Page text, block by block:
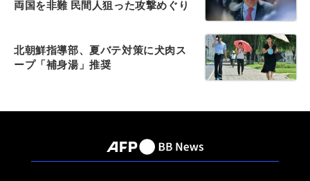
両国を非難 民間人狙った攻撃めぐり
北朝鮮指導部、夏バテ対策に犬肉ス
ープ「補身湯」推奨